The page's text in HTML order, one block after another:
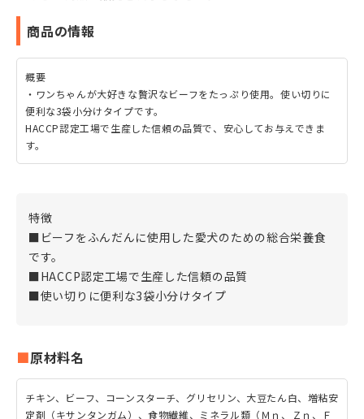
商品の情報
概要
・ワンちゃんが大好きな贅沢なビーフをたっぷり使用。使い切りに
便利な3袋小分けタイプです。
HACCP認定工場で生産した信頼の品質で、安心してお与えできま
す。
特徴
■ビーフをふんだんに使用した愛犬のための総合栄養食
です。
■HACCP認定工場で生産した信頼の品質
■使い切りに便利な3袋小分けタイプ
原材料名
チキン、ビーフ、コーンスターチ、グリセリン、大豆たん白、増粘安
定剤（キサンタンガム）、食物繊維、ミネラル類（Ｍｎ、Ｚｎ、Ｆ